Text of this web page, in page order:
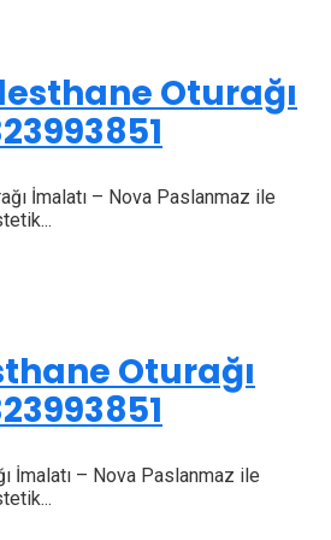
Oturağı
İmalatı – Nova Paslanmaz ile
Oturağı
İmalatı – Nova Paslanmaz ile